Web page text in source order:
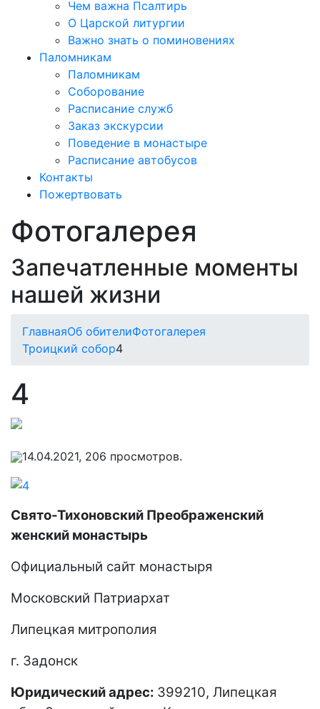
Чем важна Псалтирь
О Царской литургии
Важно знать о поминовениях
Паломникам
Паломникам
Соборование
Расписание служб
Заказ экскурсии
Поведение в монастыре
Расписание автобусов
Контакты
Пожертвовать
Фотогалерея
Запечатленные моменты
нашей жизни
ГлавнаяОб обителиФотогалерея
Троицкий собор4
4
14.04.2021, 206 просмотров.
Свято-Тихоновский Преображенский
женский монастырь
Официальный сайт монастыря
Московский Патриархат
Липецкая митрополия
г. Задонск
Юридический адрес: 399210, Липецкая